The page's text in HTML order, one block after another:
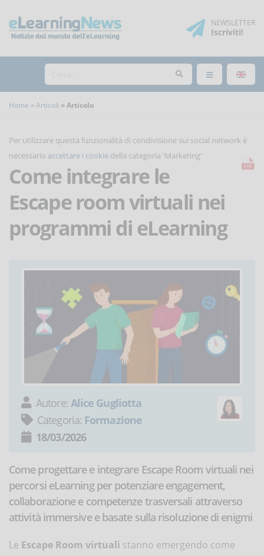
NEWSLETTER
Iscriviti!
Home Articoli Articolo
Per utilizzare questa funzionalità di condivisione sui social network è
necessario accettare i cookie della categoria 'Marketing'
Come integrare le
Escape room virtuali nei
programmi di eLearning
Autore: Alice Gugliotta
Categoria: Formazione
18/03/2026
Come progettare e integrare Escape Room virtuali nei
percorsi eLearning per potenziare engagement,
collaborazione e competenze trasversali attraverso
attività immersive e basate sulla risoluzione di enigmi
Le Escape Room virtuali stanno emergendo come